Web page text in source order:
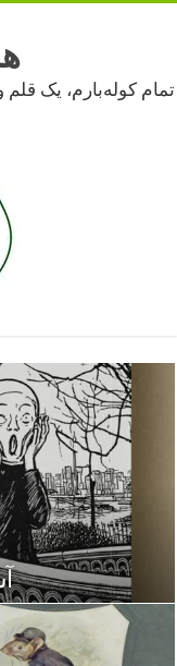
تمام کوله‌بارم، یک